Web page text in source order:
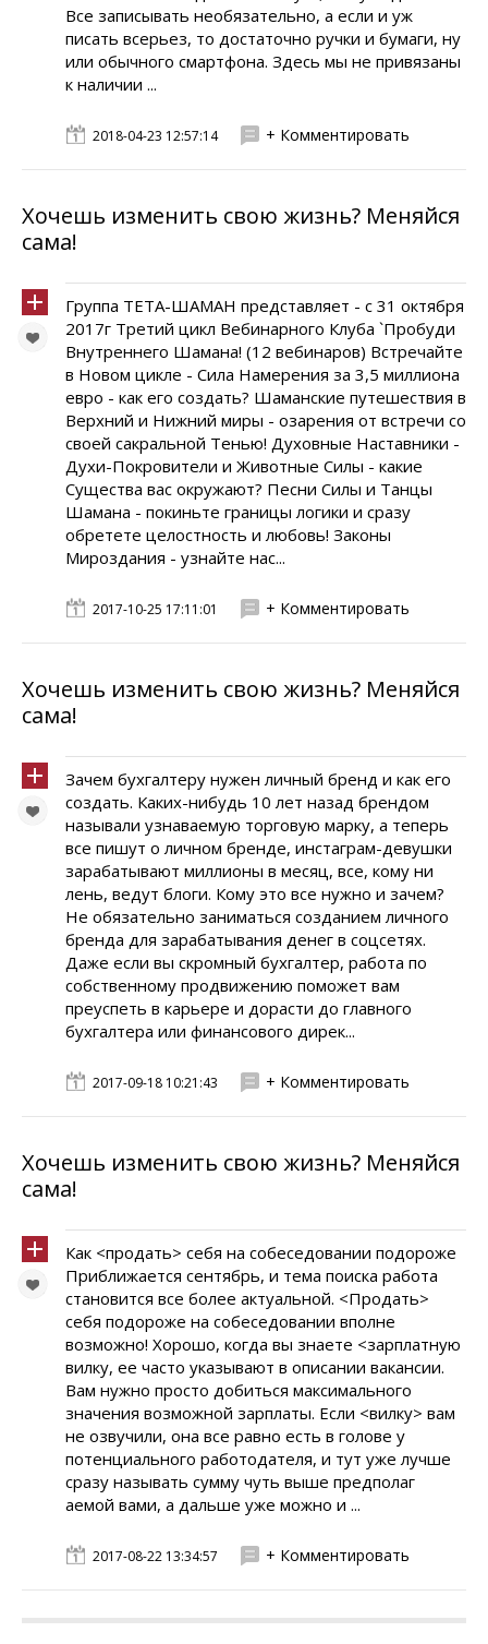
Все записывать необязательно, а если и уж
писать всерьез, то достаточно ручки и бумаги, ну
или обычного смартфона. Здесь мы не привязаны
к наличии ...
2018-04-23 12:57:14 + Комментировать
Хочешь изменить свою жизнь? Меняйся
сама!
Группа ТЕТА-ШАМАН представляет - с 31 октября
2017г Третий цикл Вебинарного Клуба `Пробуди
Внутреннего Шамана! (12 вебинаров) Встречайте
в Новом цикле - Сила Намерения за 3,5 миллиона
евро - как его создать? Шаманские путешествия в
Верхний и Нижний миры - озарения от встречи со
своей сакральной Тенью! Духовные Наставники -
Духи-Покровители и Животные Силы - какие
Существа вас окружают? Песни Силы и Танцы
Шамана - покиньте границы логики и сразу
обретете целостность и любовь! Законы
Мироздания - узнайте нас...
2017-10-25 17:11:01 + Комментировать
Хочешь изменить свою жизнь? Меняйся
сама!
Зачем бухгалтеру нужен личный бренд и как его
создать. Каких-нибудь 10 лет назад брендом
называли узнаваемую торговую марку, а теперь
все пишут о личном бренде, инстаграм-девушки
зарабатывают миллионы в месяц, все, кому ни
лень, ведут блоги. Кому это все нужно и зачем?
Не обязательно заниматься созданием личного
бренда для зарабатывания денег в соцсетях.
Даже если вы скромный бухгалтер, работа по
собственному продвижению поможет вам
преуспеть в карьере и дорасти до главного
бухгалтера или финансового дирек...
2017-09-18 10:21:43 + Комментировать
Хочешь изменить свою жизнь? Меняйся
сама!
Как <продать> себя на собеседовании подороже
Приближается сентябрь, и тема поиска работа
становится все более актуальной. <Продать>
себя подороже на собеседовании вполне
возможно! Хорошо, когда вы знаете <зарплатную
вилку, ее часто указывают в описании вакансии.
Вам нужно просто добиться максимального
значения возможной зарплаты. Если <вилку> вам
не озвучили, она все равно есть в голове у
потенциального работодателя, и тут уже лучше
сразу называть сумму чуть выше предполаг
аемой вами, а дальше уже можно и ...
2017-08-22 13:34:57 + Комментировать